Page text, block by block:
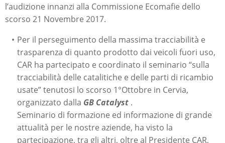
l’audizione innanzi alla Commissione Ecomafie dello
scorso 21 Novembre 2017.
Per il perseguimento della massima tracciabilità e
trasparenza di quanto prodotto dai veicoli fuori uso,
CAR ha partecipato e coordinato il seminario “sulla
tracciabilità delle catalitiche e delle parti di ricambio
usate” tenutosi lo scorso 1°Ottobre in Cervia,
organizzato dalla GB Catalyst .
Seminario di formazione ed informazione di grande
attualità per le nostre aziende, ha visto la
partecipazione, tra gli altri, oltre al Presidente CAR,